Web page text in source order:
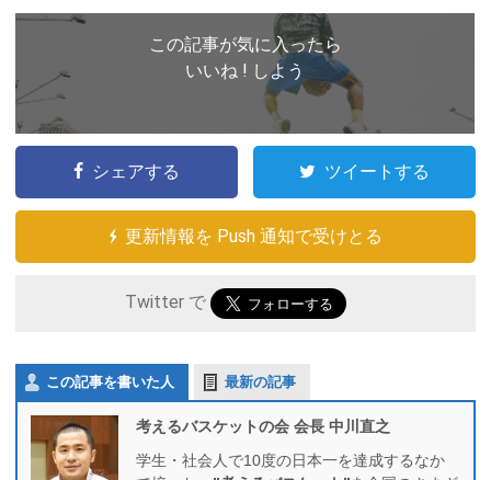
この記事が気に入ったら
いいね ! しよう
シェアする ツイートする
更新情報を Push 通知で受けとる
Twitter で
この記事を書いた人 最新の記事
考えるバスケットの会 会長 中川直之
学生・社会人で10度の日本一を達成するなか